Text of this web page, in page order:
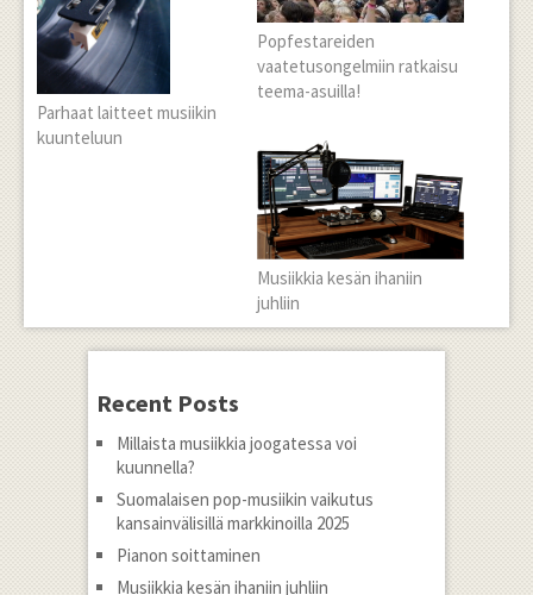
Parhaat laitteet musiikin
kuunteluun
Popfestareiden
vaatetusongelmiin ratkaisu
teema-asuilla!
Musiikkia kesän ihaniin
juhliin
Recent Posts
Millaista musiikkia joogatessa voi
kuunnella?
Suomalaisen pop-musiikin vaikutus
kansainvälisillä markkinoilla 2025
Pianon soittaminen
Musiikkia kesän ihaniin juhliin